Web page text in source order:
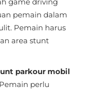
pemain dalam
Pemain harus
area stunt
parkour mobil
perlu